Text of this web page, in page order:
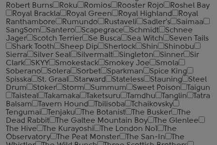
Robert Burns
Roku Romios Rooster Rojo
Roshel Bay
Royal Brackla
Royal Green Royal Highland
Royal
Ranthambore
Rumundo Rustaveli Sadler's
Saimaa
SangSom
Santero Scapegrace Schmidt
Schnee
Jager
Scotch Terrier Se Busca Sea Witch
Seven Tails
Shark Tooth
Sheep Dip Sherlock Shin
Shinobu
Sierra
Silver Seal Silvermalt Singleton Sinner
Sir
Clark
SKYY Smokestack Smokey Joe
Smola
Soberano
Solera Sorbet Sparkman
Spice King
Spisska
St. Graal Starward Stateless Stauning
Steel
Drum
Stoker Storm Summum Sweet Poison
Taigun
Taisteal
Takamaka Taketsuru Tamdhu Tanglin
Tatra
Balsam
Tavern Hound Tbilisoba
Tchaikovsky
Tengumai
Tenjaku The Botanist The Busker
The
Dead Rabbit
The Galtee Mountain Boy
The Glenlee
The Hive
The Kurayoshi The London №1
The
Observatory
The Peat Monster The San-In
The